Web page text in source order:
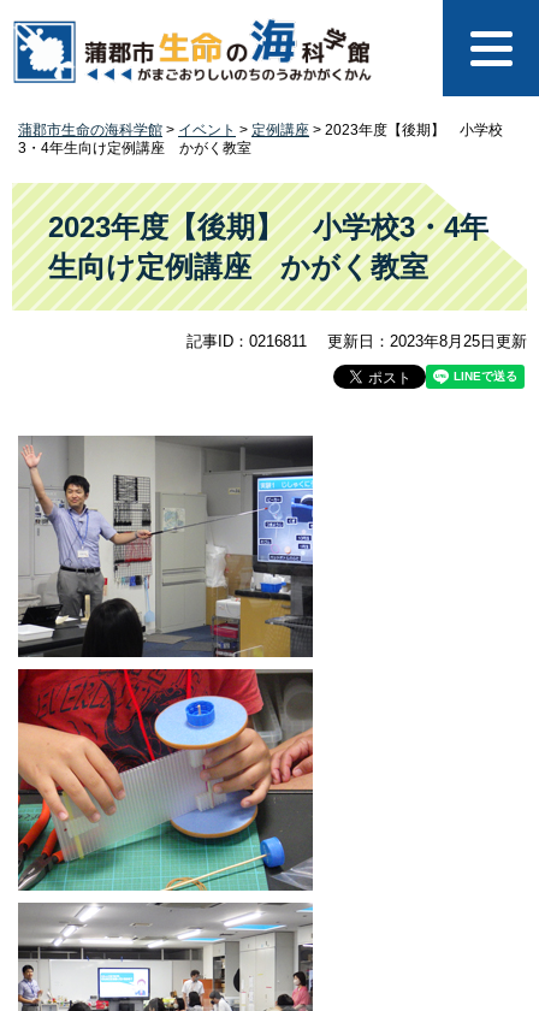
の
す
。
ー
し
て
本
文
へ
蒲郡市生命の海科学館 > イベント > 定例講座 > 2023年度【後期】 小学校
3・4年生向け定例講座 かがく教室
本
文
2023年度【後期】 小学校3・4年
生向け定例講座 かがく教室
記事ID：0216811 更新日：2023年8月25日更新